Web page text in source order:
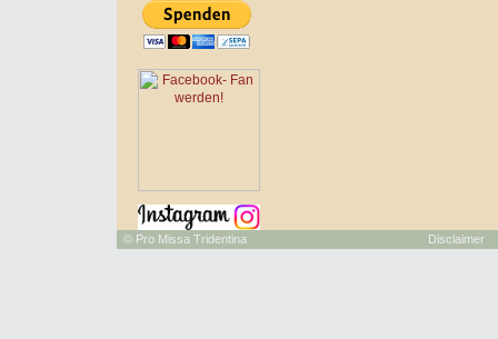
© Pro Missa Tridentina Disclaimer